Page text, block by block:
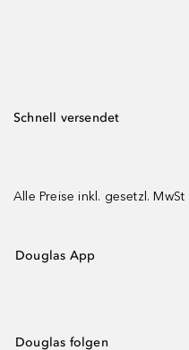
Schnell versendet
Alle Preise inkl. gesetzl. MwSt
Douglas App
Douglas folgen